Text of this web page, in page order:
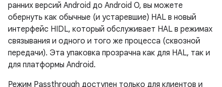
ранних версий Android до Android O, вы можете
обернуть как обычные (и устаревшие) HAL в новый
интерфейс HIDL, который обслуживает HAL в режимах
связывания и одного и того же процесса (сквозной
передачи). Эта упаковка прозрачна как для HAL, так и
для платформы Android.
Режим Passthrough доступен только для клиентов и